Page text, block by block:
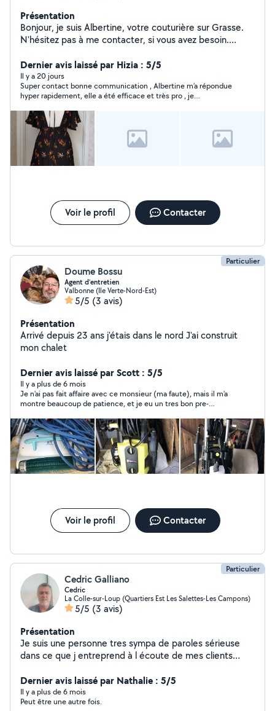
Présentation
Bonjour, je suis Albertine, votre couturière sur Grasse.
N'hésitez pas à me contacter, si vous avez besoin.
Dernier avis laissé par Hizia : 5/5
Il y a 20 jours
Super contact bonne communication , Albertine m’a répondue
hyper rapidement, elle a été efficace et très pro , je
Voir le profil Contacter
Particulier
Doume Bossu
Agent d’entretien
Valbonne (Ile Verte-Nord-Est)
5/5 (3 avis)
Présentation
Arrivé depuis 23 ans j'étais dans le nord J'ai construit
mon chalet
Dernier avis laissé par Scott : 5/5
Il y a plus de 6 mois
Je n'ai pas fait affaire avec ce monsieur (ma faute), mais il m'a
montre beaucoup de patience, et je eu un tres bon pre-
Voir le profil Contacter
Particulier
Cedric Galliano
Cedric
La Colle-sur-Loup (Quartiers Est Les Salettes-Les Campons)
5/5 (3 avis)
Présentation
Je suis une personne tres sympa de paroles sérieuse
dans ce que j entreprend à l écoute de mes clients
bonne main pour bricolage et peinture aux plaisirs de
vous rencontrer
Dernier avis laissé par Nathalie : 5/5
Il y a plus de 6 mois
Peut être une autre fois.